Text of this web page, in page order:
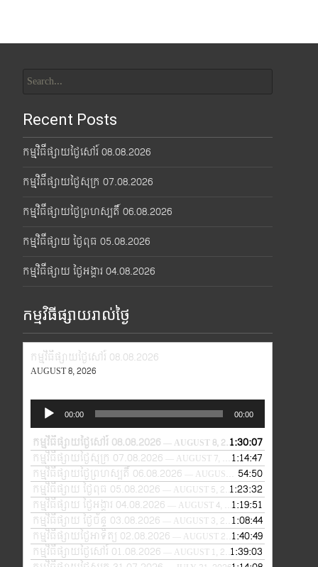
for:
Recent Posts
កម្មវិធីផ្សាយថ្ងៃសៅរ៍ 08.08.2026
កម្មវិធីផ្សាយថ្ងៃសុក្រ 07.08.2026
កម្មវិធីផ្សាយថ្ងៃព្រហស្បតិ៍ 06.08.2026
កម្មវិធីផ្សាយ ថ្ងៃពុធ 05.08.2026
កម្មវិធីផ្សាយ ថ្ងៃអង្គារ 04.08.2026
កម្មវិធីផ្សាយរាល់ថ្ងៃ
កម្មវិធីផ្សាយថ្ងៃសៅរ៍ 08.08.2026
AUGUST 8, 2026
Audio
Player
00:00 00:00
កម្មវិធីផ្សាយថ្ងៃសៅរ៍ 08.08.2026— AUGUST 8, 2026 1:30:07
កម្មវិធីផ្សាយថ្ងៃសុក្រ 07.08.2026
— AUGUST 7, 2026
1:14:47
កម្មវិធីផ្សាយថ្ងៃព្រហស្បតិ៍ 06.08.2026
— AUGUST 6, 2026
54:50
កម្មវិធីផ្សាយ ថ្ងៃពុធ 05.08.2026
— AUGUST 5, 2026 1:23:32
កម្មវិធីផ្សាយ ថ្ងៃអង្គារ 04.08.2026
— AUGUST 4, 2026
1:19:51
កម្មវិធីផ្សាយ ថ្ងៃច័ន្ទ 03.08.2026
— AUGUST 3, 2026 1:08:44
កម្មវិធីផ្សាយថ្ងៃអាទិត្យ 02.08.2026
— AUGUST 2, 2026 1:40:49
កម្មវិធីផ្សាយថ្ងៃសៅរ៍ 01.08.2026
— AUGUST 1, 2026 1:39:03